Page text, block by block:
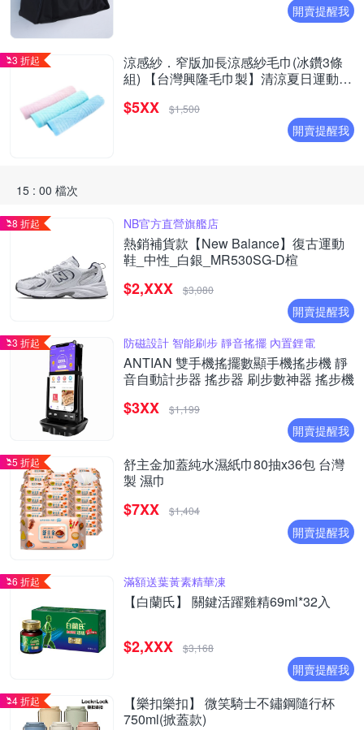
開賣提醒我
3 折起
涼感紗．窄版加長涼感紗毛巾(冰鑽3條
組) 【台灣興隆毛巾製】清涼夏日運動必
$5XX $1,500
開賣提醒我
15 : 00 檔次
8 折起 NB官方直營旗艦店
熱銷補貨款【New Balance】復古運動
鞋_中性_白銀_MR530SG-D楦
$2,XXX $3,080
開賣提醒我
3 折起 防磁設計 智能刷步 靜音搖擺 內置鋰電
ANTIAN 雙手機搖擺數顯手機搖步機 靜
音自動計步器 搖步器 刷步數神器 搖步機
$3XX $1,199
開賣提醒我
5 折起
舒主金加蓋純水濕紙巾80抽x36包 台灣
製 濕巾
$7XX $1,404
開賣提醒我
6 折起 滿額送葉黃素精華凍
【白蘭氏】 關鍵活躍雞精69ml*32入
$2,XXX $3,168
開賣提醒我
4 折起
【樂扣樂扣】 微笑騎士不鏽鋼隨行杯
750ml(掀蓋款)